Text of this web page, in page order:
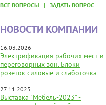
ВСЕ ВОПРОСЫ | ЗАДАТЬ ВОПРОС
НОВОСТИ КОМПАНИИ
16.03.2026
Электрификация рабочих мест и
переговорных зон. Блоки
розеток силовые и слаботочка
27.11.2023
Выставка "Мебель-2023" -